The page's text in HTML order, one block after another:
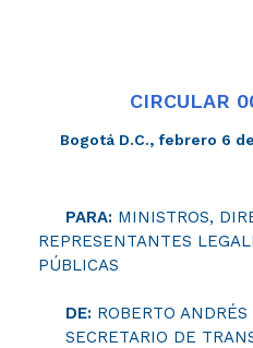
CIRCULAR
Bogotá D.C., febrero 6
PARA: MINISTROS,
REPRESENTANTES
PÚBLICAS
DE: ROBERTO
SECRETARIO DE